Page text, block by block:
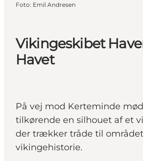
Vikingeskibet
Havet
På vej mod Kerteminde
tilkørende en silhouet af et
der trækker tråde til
vikingehistorie.
Foto: Emil Andresen